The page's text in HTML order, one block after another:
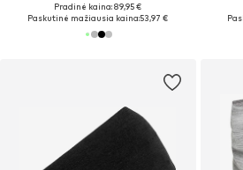
Pradinė kaina: 89,95 €
Paskutinė mažiausia kaina:53,97 €